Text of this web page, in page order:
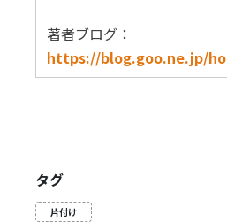
著者ブログ：
https://blog.goo.ne.jp/
タグ
片付け